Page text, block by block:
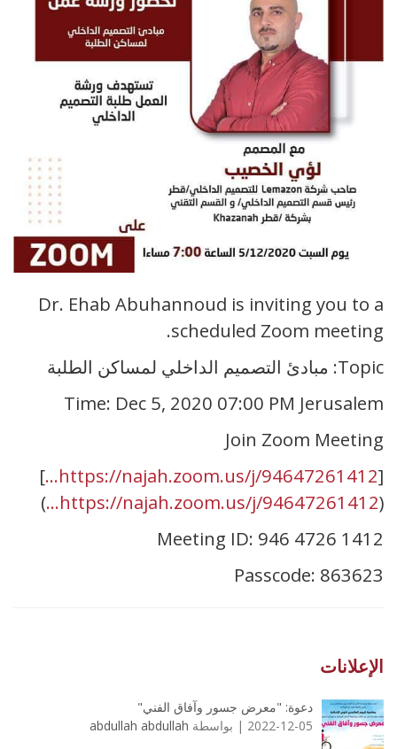
Dr. Ehab Abuhannoud is inviting you to a
scheduled Zoom meeting.
Topic: مبادئ التصميم الداخلي لمساكن الطلبة
Time: Dec 5, 2020 07:00 PM Jerusalem
Join Zoom Meeting
[
https://najah.zoom.us/j/94647261412...
]
(
https://najah.zoom.us/j/94647261412...
)
Meeting ID: 946 4726 1412
Passcode: 863623
الإعلانات
دعوة: "معرض جسور وآفاق الفني"
2022-12-05 | بواسطة
abdullah abdullah